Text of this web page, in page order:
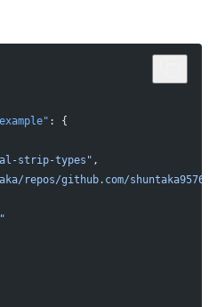
: {
strip-types"
,
repos/github.com/